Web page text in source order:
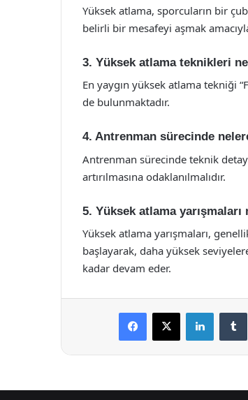
Yüksek atlama, sporcuların bir
belirli bir mesafeyi aşmak
3. Yüksek atlama teknikleri
En yaygın yüksek atlama tekniği
de bulunmaktadır.
4. Antrenman sürecinde
Antrenman sürecinde teknik
artırılmasına odaklanılmalıdır.
5. Yüksek atlama
Yüksek atlama yarışmaları,
başlayarak, daha yüksek
kadar devam eder.
Facebook
X LinkedIn